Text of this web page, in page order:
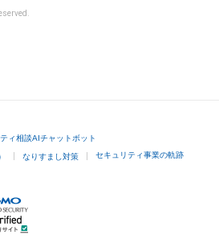
ィ相談AIチャットボット
なりすまし対策 セキュリティ事業の軌跡